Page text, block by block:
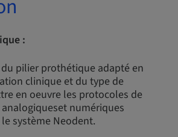
:
du pilier prothétique adapté en
clinique et du type de
en oeuvre les protocoles de
numériques
système Neodent.